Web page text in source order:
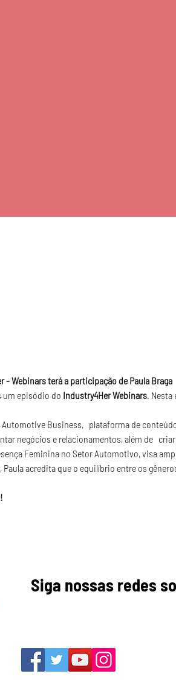
- Webinars terá a participação de Paula Braga
um episódio do Industry4Her Webinars. Nesta
Business,   plataforma de
negócios e relacionamentos, além de
Feminina no Setor Automotivo, visa
Paula acredita que o equilíbrio entre os
Siga nossas redes